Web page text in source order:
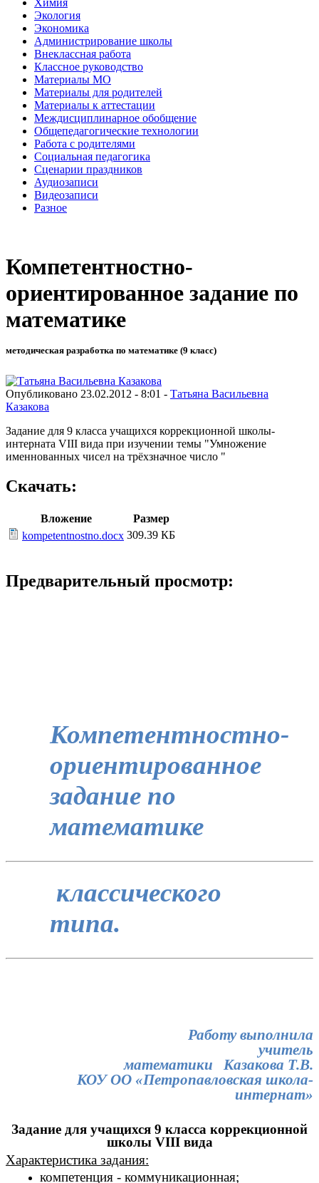
Экология
Экономика
Администрирование школы
Внеклассная работа
Классное руководство
Материалы МО
Материалы для родителей
Материалы к аттестации
Междисциплинарное обобщение
Общепедагогические технологии
Работа с родителями
Социальная педагогика
Сценарии праздников
Аудиозаписи
Видеозаписи
Разное
Компетентностно-
ориентированное задание по
математике
методическая разработка по математике (9 класс)
Опубликовано 23.02.2012 - 8:01 - Татьяна Васильевна
Казакова
Задание для 9 класса учащихся коррекционной школы-
интерната VIII вида при изучении темы "Умножение
именнованных чисел на трёхзначное число "
Скачать:
Вложение
Размер
kompetentnostno.docx 309.39 КБ
Предварительный просмотр:
Компетентностно-
ориентированное
задание по
математике
классического
типа.
Работу выполнила
учитель
математики Казакова Т.В.
КОУ ОО «Петропавловская школа-
интернат»
Задание для учащихся 9 класса коррекционной
школы VIII вида
Характеристика задания:
компетенция - коммуникационная;